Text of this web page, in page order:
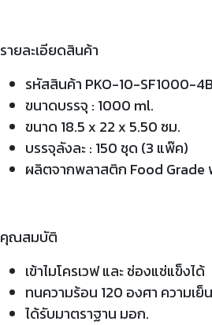
รายละเอียดสินค้า
รหัสสินค้า PKO-10-SF1000-4B
ขนาดบรรจุ : 1000 ml.
ขนาด 18.5 x 22 x 5.50 ซม.
บรรจุลังละ : 150 ชุด (3 แพ๊ค)
ผลิตจากพลาสติก Food
คุณสมบัติ
เข้าไมโครเวฟ และ ช่องแช่แข็งได้
ทนความร้อน 120 องศา ความเย็
ได้รับมาตราฐาน มอก.